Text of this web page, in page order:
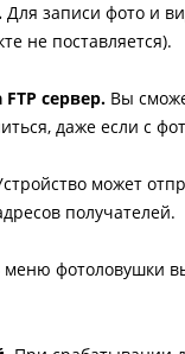
Для записи фото и
не поставляется).
сервер. Вы
даже если с
может
получателей.
меню фотоловушки